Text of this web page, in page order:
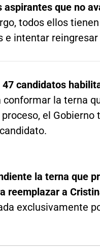
que no
todos ellos
e intentar reingresar
candidatos
conformar la terna
proceso, el
la terna que
reemplazar a
exclusivamente